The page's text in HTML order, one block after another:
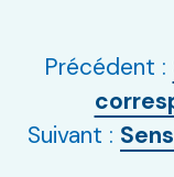
Précédent :
Suivant :